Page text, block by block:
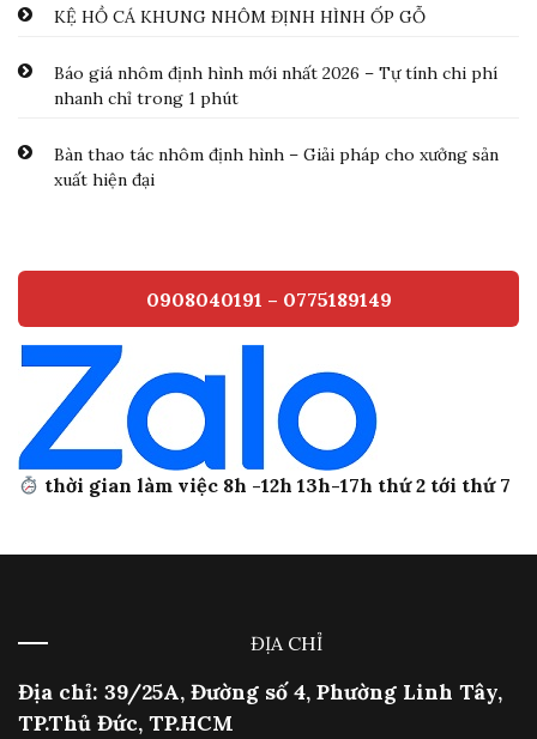
KỆ HỒ CÁ KHUNG NHÔM ĐỊNH HÌNH ỐP GỖ
Báo giá nhôm định hình mới nhất 2026 – Tự tính chi phí
nhanh chỉ trong 1 phút
Bàn thao tác nhôm định hình – Giải pháp cho xưởng sản
xuất hiện đại
0908040191 – 0775189149
thời gian làm việc 8h -12h 13h-17h thứ 2 tới thứ 7
ĐỊA CHỈ
Địa chỉ: 39/25A, Đường số 4, Phường Linh Tây,
TP.Thủ Đức, TP.HCM